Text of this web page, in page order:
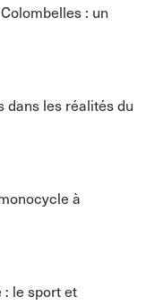
: un
dans les réalités du
à
: le sport et